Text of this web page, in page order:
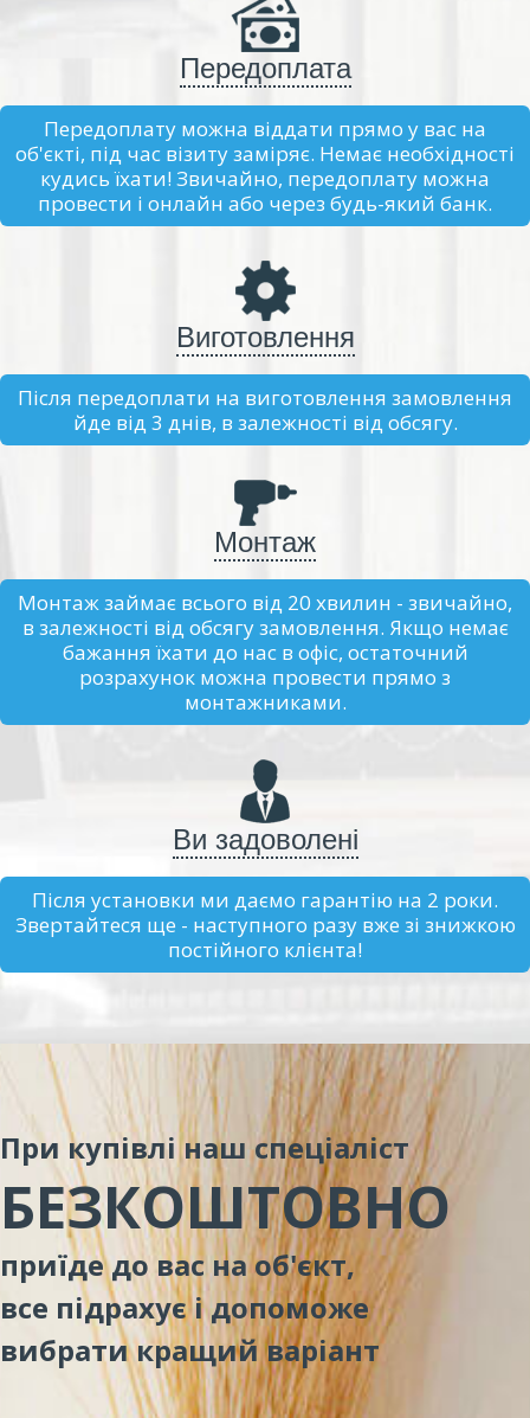
Передоплата
Передоплату можна віддати прямо у вас на
об'єкті, під час візиту заміряє. Немає необхідності
кудись їхати! Звичайно, передоплату можна
провести і онлайн або через будь-який банк.
Виготовлення
Після передоплати на виготовлення замовлення
йде від 3 днів, в залежності від обсягу.
Монтаж
Монтаж займає всього від 20 хвилин - звичайно,
в залежності від обсягу замовлення. Якщо немає
бажання їхати до нас в офіс, остаточний
розрахунок можна провести прямо з
монтажниками.
Ви задоволені
Після установки ми даємо гарантію на 2 роки.
Звертайтеся ще - наступного разу вже зі знижкою
постійного клієнта!
При купівлі наш спеціаліст
БЕЗКОШТОВНО
приїде до вас на об'єкт,
все підрахує і допоможе
вибрати кращий варіант